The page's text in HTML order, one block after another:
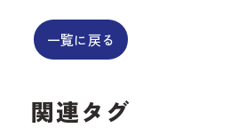
一覧に戻る
関連タグ